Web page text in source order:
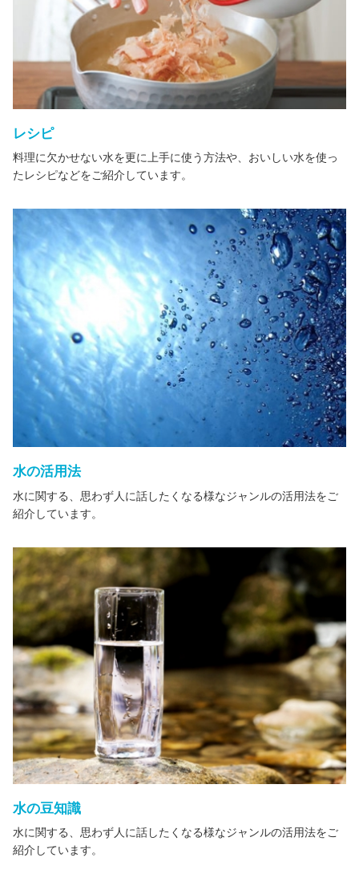
レシピ
料理に欠かせない水を更に上手に使う方法や、おいしい水を使っ
たレシピなどをご紹介しています。
水の活用法
水に関する、思わず人に話したくなる様なジャンルの活用法をご
紹介しています。
水の豆知識
水に関する、思わず人に話したくなる様なジャンルの活用法をご
紹介しています。